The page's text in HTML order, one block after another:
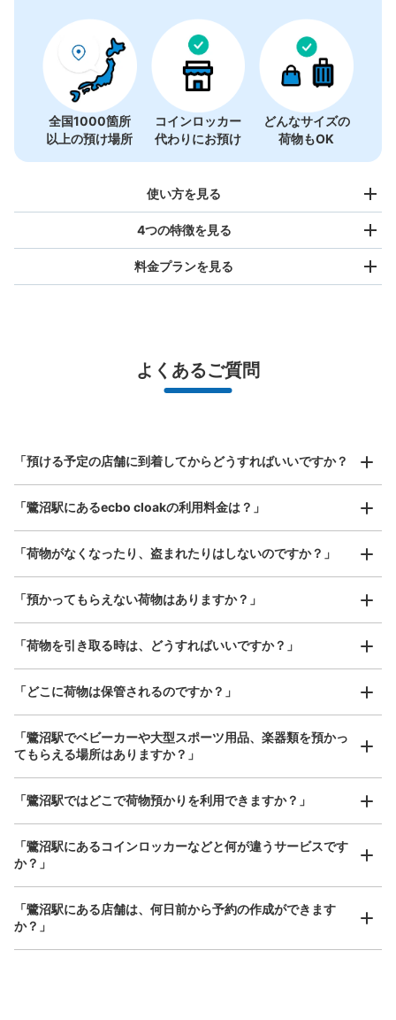
全国1000箇所
以上の預け場所
コインロッカー
代わりにお預け
どんなサイズの
荷物もOK
使い方を見る
スマホからお店と日時を
指定して事前予約
お店で荷物の写真を
4つの特徴を見る
全国1,000箇所以上と提携
好立地 / 好条件店舗も多数
料金プランを見る
最大辺が45cm未満の大きさのお荷物（リュック、ハンド
バッグ、お手荷物など）
¥800/ 日
器、ベビーカーなど）
よくあるご質問
「預ける予定の店舗に到着してからどうすればいいですか？
「鷺沼駅にあるecbo cloakの利用料金は？」
「荷物がなくなったり、盗まれたりはしないのですか？」
「預かってもらえない荷物はありますか？」
「荷物を引き取る時は、どうすればいいですか？」
「どこに荷物は保管されるのですか？」
「鷺沼駅でベビーカーや大型スポーツ用品、楽器類を預かっ
てもらえる場所はありますか？」
「鷺沼駅ではどこで荷物預かりを利用できますか？」
「鷺沼駅にあるコインロッカーなどと何が違うサービスです
か？」
「鷺沼駅にある店舗は、何日前から予約の作成ができます
か？」